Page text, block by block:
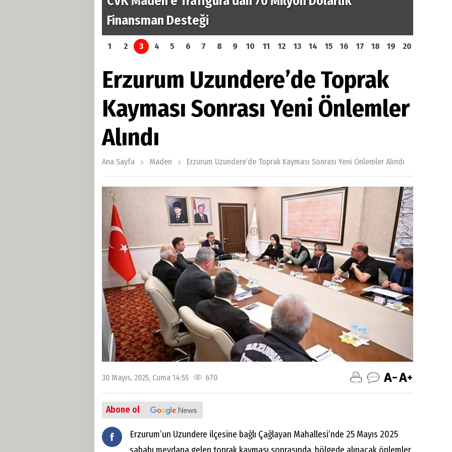
Petrol Rezervine Ortak Oldu
1 2 3 4 5 6 7 8 9 10 11 12 13 14 15 16 17 18 19 20
Erzurum Uzundere’de Toprak
Kayması Sonrası Yeni Önlemler
Alındı
Ana Sayfa Maden Erzurum Uzundere’de Toprak Kayması Sonrası Yeni Önlemler Alındı
30 Mayıs, 2025, Cuma 14:55 670
Abone ol
Erzurum’un Uzundere ilçesine bağlı Çağlayan Mahallesi’nde 25 Mayıs 2025